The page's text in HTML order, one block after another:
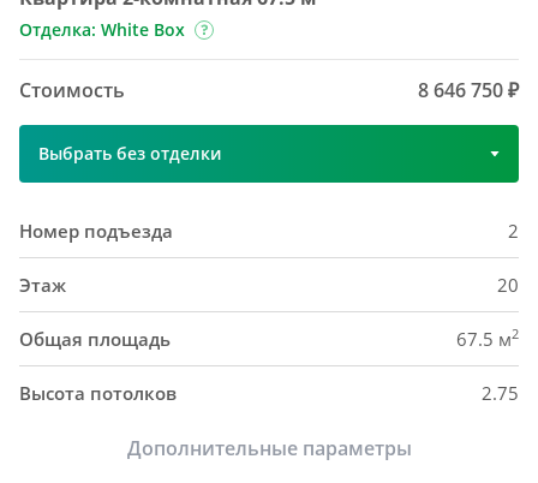
Отделка: White Box
Стоимость 8 646 750 ₽
Выбрать без отделки
Номер подъезда 2
Этаж 20
Общая площадь 67.5 м2
Высота потолков 2.75
Дополнительные параметры